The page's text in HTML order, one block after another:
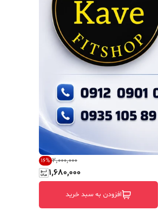
۲٬۰۰۰٬۰۰۰ 16%
1,680,000
افزودن به سبد خرید